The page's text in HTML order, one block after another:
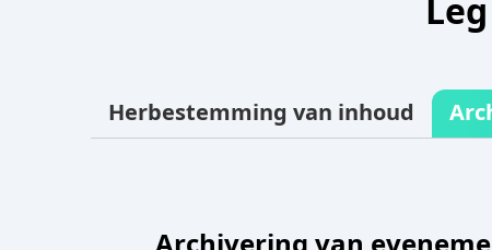
Herbestemming van inhoud
Archivering van